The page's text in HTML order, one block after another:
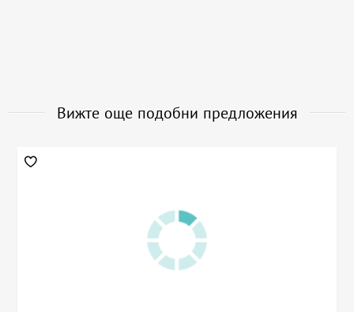
Вижте още подобни предложения